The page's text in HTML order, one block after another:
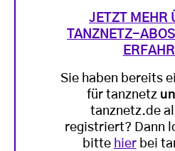
JETZT MEHR
TANZNETZ-
Sie haben bereits
für tanznetz
tanznetz.de
registriert? Dann
bitte hierbei